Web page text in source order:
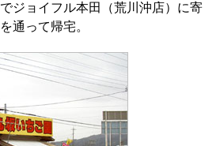
ジョイフル本田（荒川沖店）に寄
通って帰宅。